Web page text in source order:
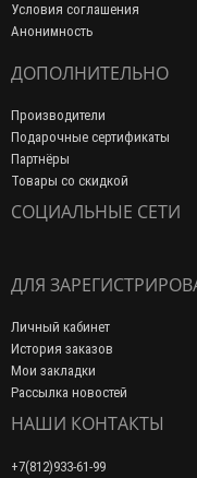
Условия соглашения
Анонимность
ДОПОЛНИТЕЛЬНО
Производители
Подарочные сертификаты
Партнёры
Товары со скидкой
СОЦИАЛЬНЫЕ СЕТИ
ДЛЯ
Личный кабинет
История заказов
Мои закладки
Рассылка новостей
НАШИ КОНТАКТЫ
+7(812)933-61-99